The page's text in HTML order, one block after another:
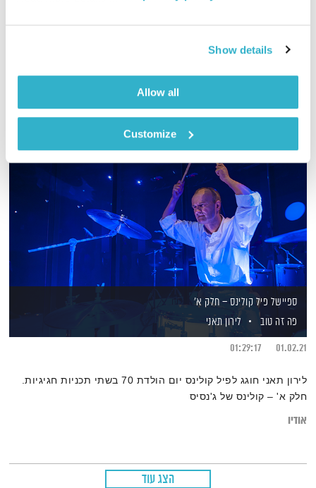
Show details
Allow all
Customize
אודיו
ספיישל פיל קולינס – חלק א'
פה זה טוב
לירון תאני
01.02.21
01:29:17
לירון תאני חוגג לפיל קולינס יום הולדת 70 בשתי תכניות חגיגיות.
חלק א' – קולינס של ג'נסיס
אודיו
הצג עוד